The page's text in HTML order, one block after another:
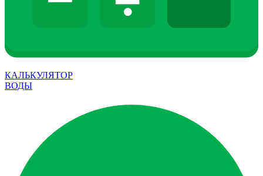
КАЛЬКУЛЯТОР
ВОДЫ